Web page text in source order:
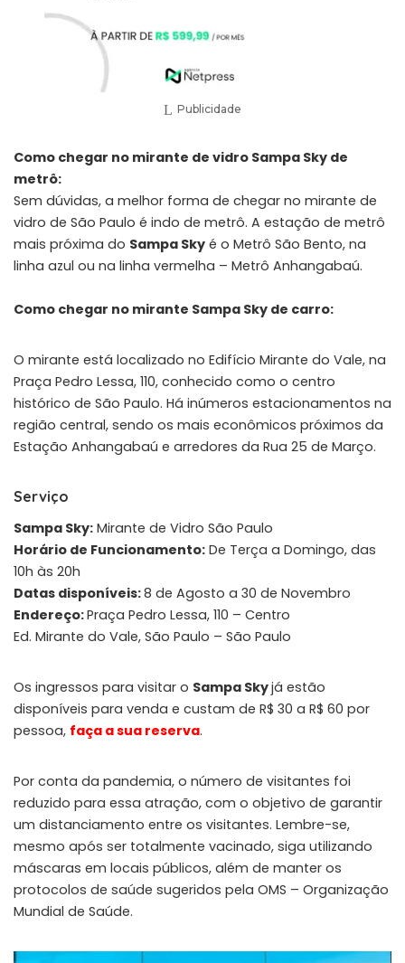
Publicidade
Como chegar no mirante de vidro Sampa Sky de
metrô:
Sem dúvidas, a melhor forma de chegar no mirante de
vidro de São Paulo é indo de metrô. A estação de metrô
mais próxima do Sampa Sky é o Metrô São Bento, na
linha azul ou na linha vermelha – Metrô Anhangabaú.
Como chegar no mirante Sampa Sky de carro:
O mirante está localizado no Edifício Mirante do Vale, na
Praça Pedro Lessa, 110, conhecido como o centro
histórico de São Paulo. Há inúmeros estacionamentos na
região central, sendo os mais econômicos próximos da
Estação Anhangabaú e arredores da Rua 25 de Março.
Serviço
Sampa Sky: Mirante de Vidro São Paulo
Horário de Funcionamento: De Terça a Domingo, das
10h às 20h
Datas disponíveis:8 de Agosto a 30 de Novembro
Endereço:Praça Pedro Lessa, 110 – Centro
Ed. Mirante do Vale, São Paulo – São Paulo
Os ingressos para visitar o Sampa Skyjá estão
disponíveis para venda e custam de R$ 30 a R$ 60 por
pessoa, faça a sua reserva.
Por conta da pandemia, o número de visitantes foi
reduzido para essa atração, com o objetivo de garantir
um distanciamento entre os visitantes. Lembre-se,
mesmo após ser totalmente vacinado, siga utilizando
máscaras em locais públicos, além de manter os
protocolos de saúde sugeridos pela OMS – Organização
Mundial de Saúde.